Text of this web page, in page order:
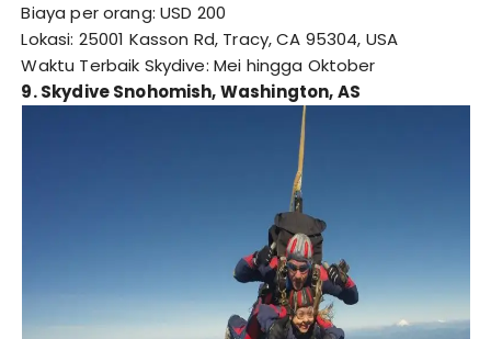
Biaya per orang: USD 200
Lokasi: 25001 Kasson Rd, Tracy, CA 95304, USA
Waktu Terbaik Skydive: Mei hingga Oktober
9. Skydive Snohomish, Washington, AS